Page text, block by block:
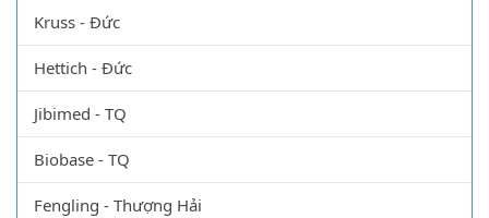
Kruss - Đức
Hettich - Đức
Jibimed - TQ
Biobase - TQ
Fengling - Thượng Hải